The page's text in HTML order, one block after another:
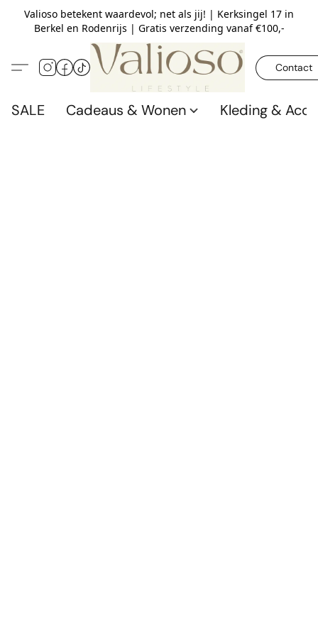
Valioso betekent waardevol; net als jij! | Kerksingel 17 in
Berkel en Rodenrijs | Gratis verzending vanaf €100,-
Contact
SALE Cadeaus & Wonen Kleding &